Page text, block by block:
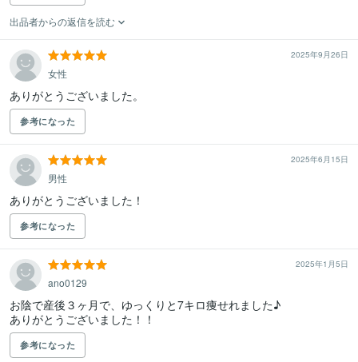
出品者からの返信を読む
2025年9月26日
女性
ありがとうございました。
参考になった
2025年6月15日
男性
ありがとうございました！
参考になった
2025年1月5日
ano0129
お陰で産後３ヶ月で、ゆっくりと7キロ痩せれました♪
ありがとうございました！！
参考になった